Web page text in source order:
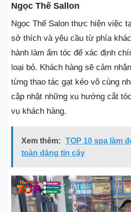
Ngọc Thế Sallon
Ngọc Thế Salon thực hiện việc
sở thích và yêu cầu từ phía
hành làm ẩm tóc để xác định
loại bỏ. Khách hàng sẽ cảm
từng thao tác gạt kéo vô cùng
cập nhật những xu hướng cắt
vụ khách hàng.
Xem thêm:
TOP 10 spa làm
toàn đáng tin cậy